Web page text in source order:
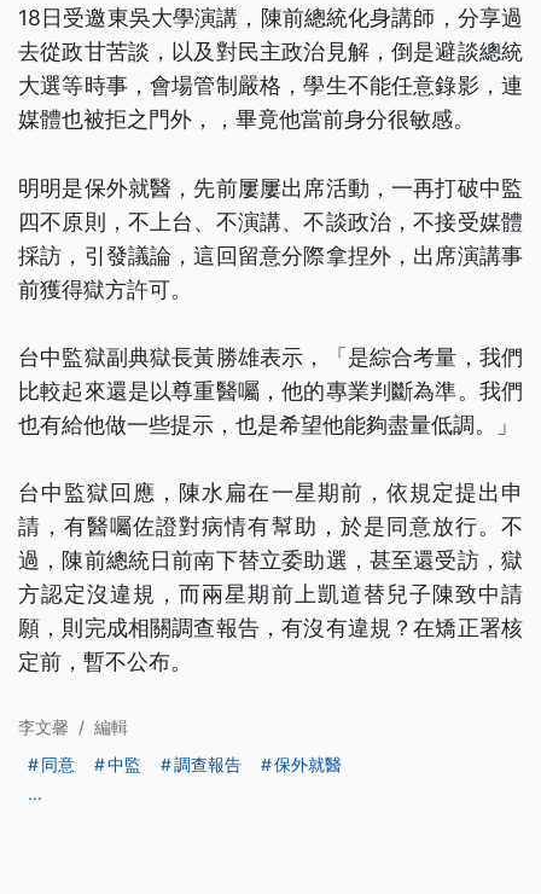
18日受邀東吳大學演講，陳前總統化身講師，分享過
去從政甘苦談，以及對民主政治見解，倒是避談總統
大選等時事，會場管制嚴格，學生不能任意錄影，連
媒體也被拒之門外，，畢竟他當前身分很敏感。
明明是保外就醫，先前屢屢出席活動，一再打破中監
四不原則，不上台、不演講、不談政治，不接受媒體
採訪，引發議論，這回留意分際拿捏外，出席演講事
前獲得獄方許可。
台中監獄副典獄長黃勝雄表示，「是綜合考量，我們
比較起來還是以尊重醫囑，他的專業判斷為準。我們
也有給他做一些提示，也是希望他能夠盡量低調。」
台中監獄回應，陳水扁在一星期前，依規定提出申
請，有醫囑佐證對病情有幫助，於是同意放行。不
過，陳前總統日前南下替立委助選，甚至還受訪，獄
方認定沒違規，而兩星期前上凱道替兒子陳致中請
願，則完成相關調查報告，有沒有違規？在矯正署核
定前，暫不公布。
李文馨 / 編輯
同意
中監 調查報告
保外就醫
...